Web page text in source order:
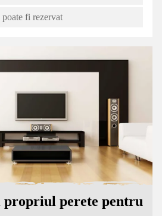
fi rezervat
perete pentru